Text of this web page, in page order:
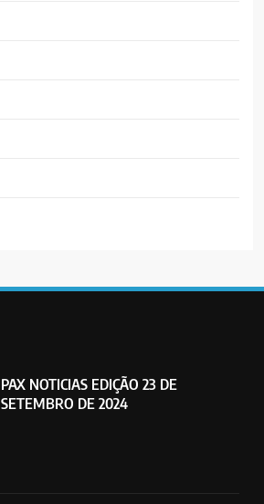
PAX NOTICIAS EDIÇÃO 23 DE
SETEMBRO DE 2024